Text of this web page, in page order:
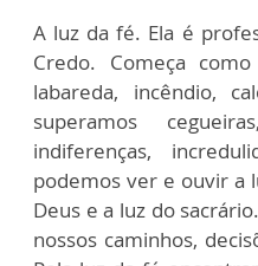
A luz da fé. Ela é
Credo. Começa
labareda, incêndio,
superamos
indiferenças,
podemos ver e ouvir a
Deus e a luz do
nossos caminhos,